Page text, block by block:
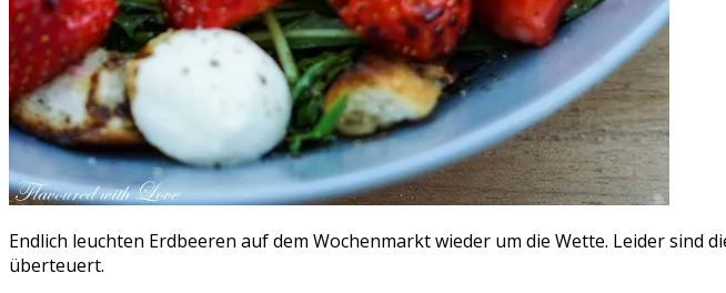
Endlich leuchten Erdbeeren auf dem Wochenmarkt wieder um die Wette. Leider
überteuert.